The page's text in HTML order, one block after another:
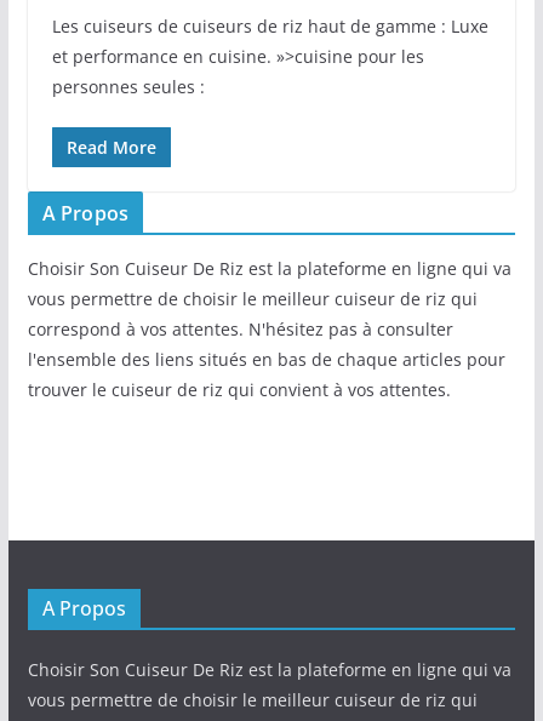
Les cuiseurs⁢ de ​cuiseurs de riz haut de gamme : Luxe
et performance en cuisine. »>cuisine pour les
‍personnes seules :
Read More
A Propos
Choisir Son Cuiseur De Riz est la plateforme en ligne qui va
vous permettre de choisir le meilleur cuiseur de riz qui
correspond à vos attentes. N'hésitez pas à consulter
l'ensemble des liens situés en bas de chaque articles pour
trouver le cuiseur de riz qui convient à vos attentes.
A Propos
Choisir Son Cuiseur De Riz est la plateforme en ligne qui va
vous permettre de choisir le meilleur cuiseur de riz qui